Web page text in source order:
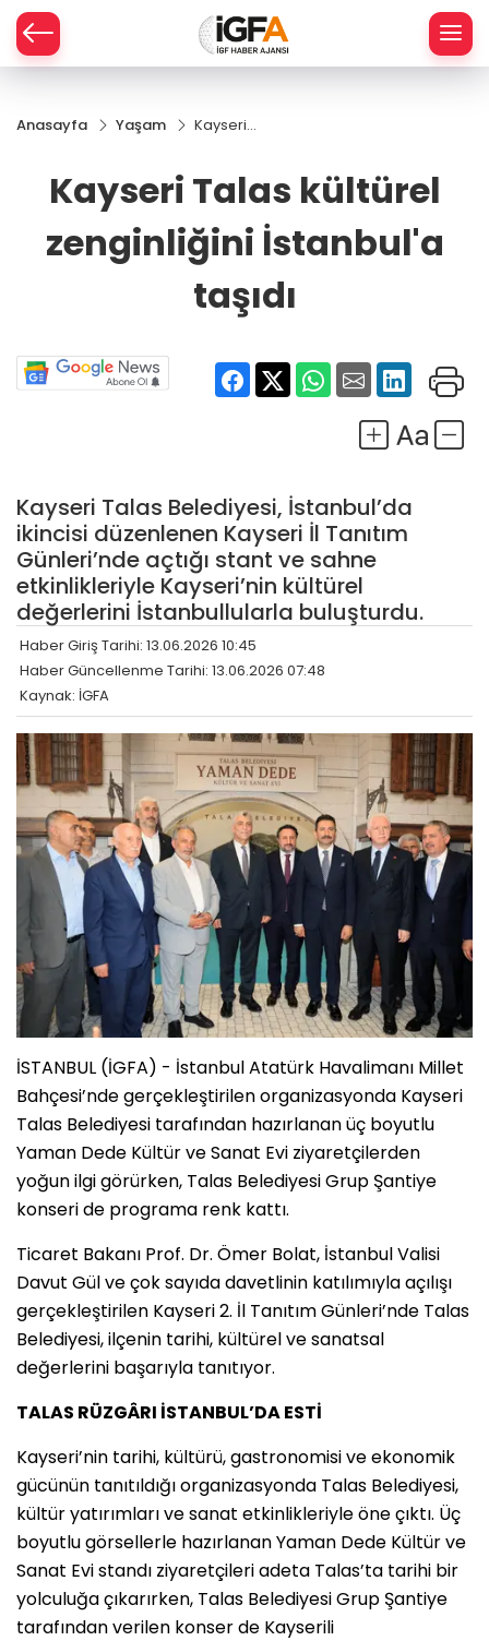
Anasayfa Yaşam
Kayseri
zenginliğini
taşıdı
Kayseri Talas kültürel
zenginliğini İstanbul'a
taşıdı
Kayseri Talas Belediyesi, İstanbul’da
ikincisi düzenlenen Kayseri İl Tanıtım
Günleri’nde açtığı stant ve sahne
etkinlikleriyle Kayseri’nin kültürel
değerlerini İstanbullularla buluşturdu.
Haber Giriş Tarihi: 13.06.2026 10:45
Haber Güncellenme Tarihi: 13.06.2026 07:48
Kaynak: İGFA
İSTANBUL (İGFA) - İstanbul Atatürk Havalimanı Millet
Bahçesi’nde gerçekleştirilen organizasyonda Kayseri
Talas Belediyesi tarafından hazırlanan üç boyutlu
Yaman Dede Kültür ve Sanat Evi ziyaretçilerden
yoğun ilgi görürken, Talas Belediyesi Grup Şantiye
konseri de programa renk kattı.
Ticaret Bakanı Prof. Dr. Ömer Bolat, İstanbul Valisi
Davut Gül ve çok sayıda davetlinin katılımıyla açılışı
gerçekleştirilen Kayseri 2. İl Tanıtım Günleri’nde Talas
Belediyesi, ilçenin tarihi, kültürel ve sanatsal
değerlerini başarıyla tanıtıyor.
TALAS RÜZGÂRI İSTANBUL’DA ESTİ
Kayseri’nin tarihi, kültürü, gastronomisi ve ekonomik
gücünün tanıtıldığı organizasyonda Talas Belediyesi,
kültür yatırımları ve sanat etkinlikleriyle öne çıktı. Üç
boyutlu görsellerle hazırlanan Yaman Dede Kültür ve
Sanat Evi standı ziyaretçileri adeta Talas’ta tarihi bir
yolculuğa çıkarırken, Talas Belediyesi Grup Şantiye
tarafından verilen konser de Kayserili